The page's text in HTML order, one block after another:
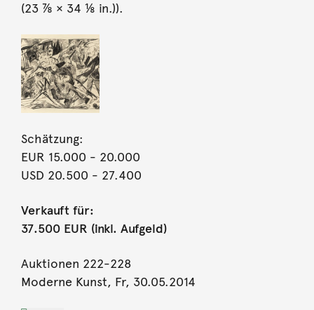
(23 ⅞ × 34 ⅛ in.)).
Schätzung:
EUR 15.000 - 20.000
USD 20.500 - 27.400
Verkauft für:
37.500 EUR (inkl. Aufgeld)
Auktionen 222-228
Moderne Kunst, Fr, 30.05.2014